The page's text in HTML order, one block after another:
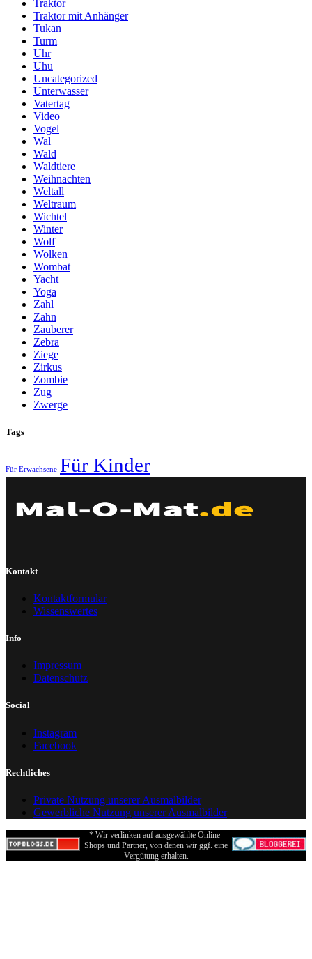
Traktor
Traktor mit Anhänger
Tukan
Turm
Uhr
Uhu
Uncategorized
Unterwasser
Vatertag
Video
Vogel
Wal
Wald
Waldtiere
Weihnachten
Weltall
Weltraum
Wichtel
Winter
Wolf
Wolken
Wombat
Yacht
Yoga
Zahl
Zahn
Zauberer
Zebra
Ziege
Zirkus
Zombie
Zug
Zwerge
Tags
Für Erwachsene Für Kinder
Kontakt
Kontaktformular
Wissenswertes
Info
Impressum
Datenschutz
Social
Instagram
Facebook
Rechtliches
Private Nutzung unserer Ausmalbilder
Gewerbliche Nutzung unserer Ausmalbilder
* Wir verlinken auf ausgewählte Online-
Shops und Partner, von denen wir ggf. eine
Vergütung erhalten.